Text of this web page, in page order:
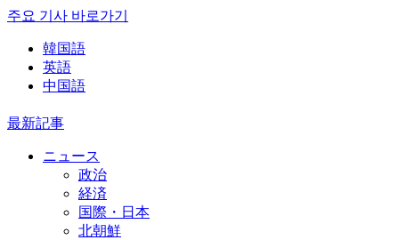
주요 기사 바로가기
韓国語
英語
中国語
最新記事
ニュース
政治
経済
国際・日本
北朝鮮